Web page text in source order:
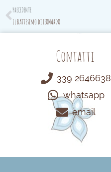
Prev
PRECEDENTE
Il Battesimo di LEONARDO
Contatti
339 2646638
whatsapp
email